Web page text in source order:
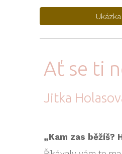
Ať se ti
Jitka
„Kam zas běžíš?